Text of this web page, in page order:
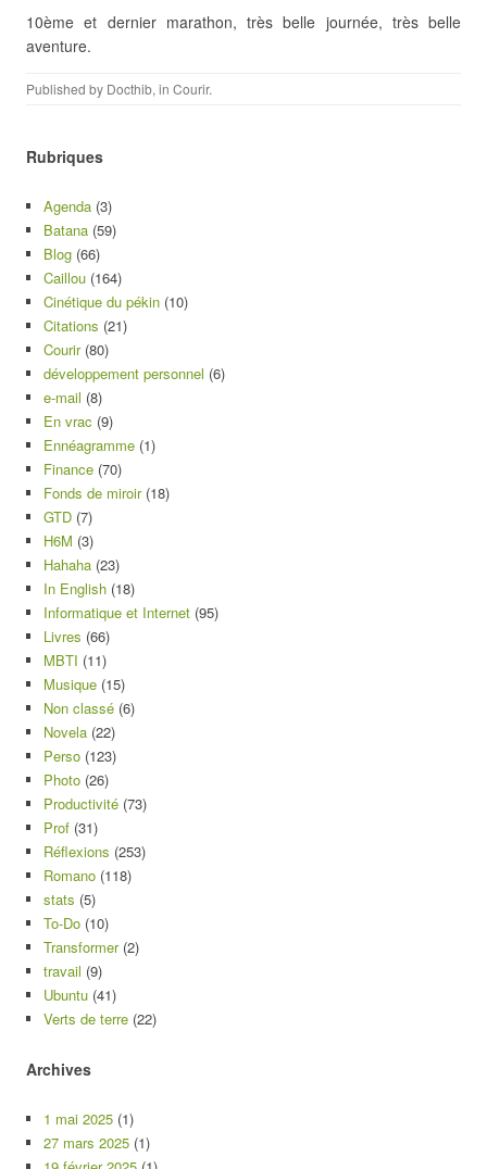
10ème et dernier marathon, très belle journée, très belle
aventure.
Published by Docthib, in Courir.
Rubriques
Agenda (3)
Batana (59)
Blog (66)
Caillou (164)
Cinétique du pékin (10)
Citations (21)
Courir(80)
développement personnel (6)
e-mail (8)
En vrac (9)
Ennéagramme (1)
Finance (70)
Fonds de miroir(18)
GTD (7)
H6M (3)
Hahaha (23)
In English (18)
Informatique et Internet (95)
Livres (66)
MBTI (11)
Musique (15)
Non classé (6)
Novela (22)
Perso (123)
Photo (26)
Productivité (73)
Prof (31)
Réflexions (253)
Romano (118)
stats (5)
To-Do (10)
Transformer(2)
travail (9)
Ubuntu (41)
Verts de terre (22)
Archives
1 mai 2025 (1)
27 mars 2025 (1)